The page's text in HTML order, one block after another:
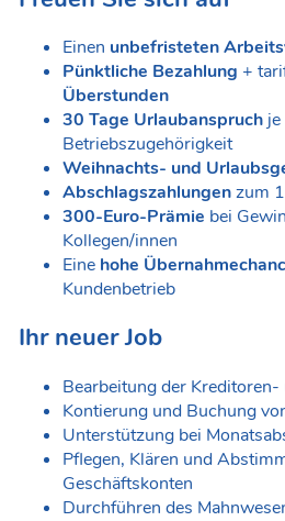
Einen unbefristeten
Pünktliche Bezahlung +
Überstunden
30 Tage Urlaubanspruch
Betriebszugehörigkeit
Weihnachts- und
Abschlagszahlungenzum
300-Euro-Prämie bei
Kollegen/innen
Eine hohe
Kundenbetrieb
Ihr neuer Job
Bearbeitung der
Kontierung und Buchung
Unterstützung bei
Pflegen, Klären und
Geschäftskonten
Durchführen des